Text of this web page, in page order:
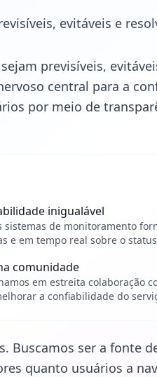
evitáveis e
previsíveis,
central para a
por meio de
inigualável
sistemas de monitoramento
e em tempo real sobre o
comunidade
em estreita colaboração
a confiabilidade do
Buscamos ser a fonte
quanto usuários a